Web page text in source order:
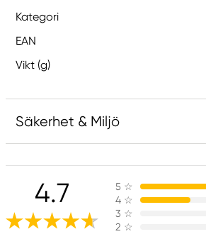
Kategori
EAN
Vikt (g)
Säkerhet & Miljö
Ansvarig EU
Faber-Castell
Faber-Castell Ag
Nürnberger Straße 2
4.7 5 ☆
4 ☆
3 ☆
2 ☆